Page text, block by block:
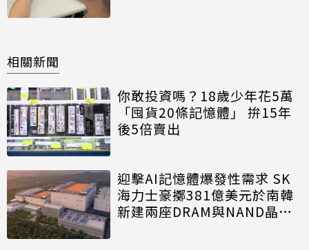
相關新聞
你敢投資嗎？18歲少年花5萬
「囤貨20條記憶體」 拚15年
後5倍賣出
迎擊AI記憶體爆發性需求 SK
海力士豪擲381億美元於南韓
新建兩座DRAM與NAND晶圓